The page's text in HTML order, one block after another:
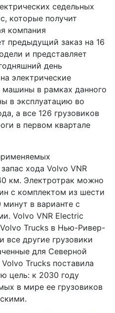
седельных
которые получит
компания
предыдущий заказ на 16
и представляет
день
электрические
в рамках данного
в эксплуатацию во
а все 126 грузовиков
в первом квартале
хода Volvo VNR
км. Электротрак можно
с комплектом из шести
в варианте с
Volvo VNR Electric
Trucks в Нью-Ривер-
все другие грузовики
для Северной
Trucks поставила
цель: к 2030 году
в мире ее грузовиков